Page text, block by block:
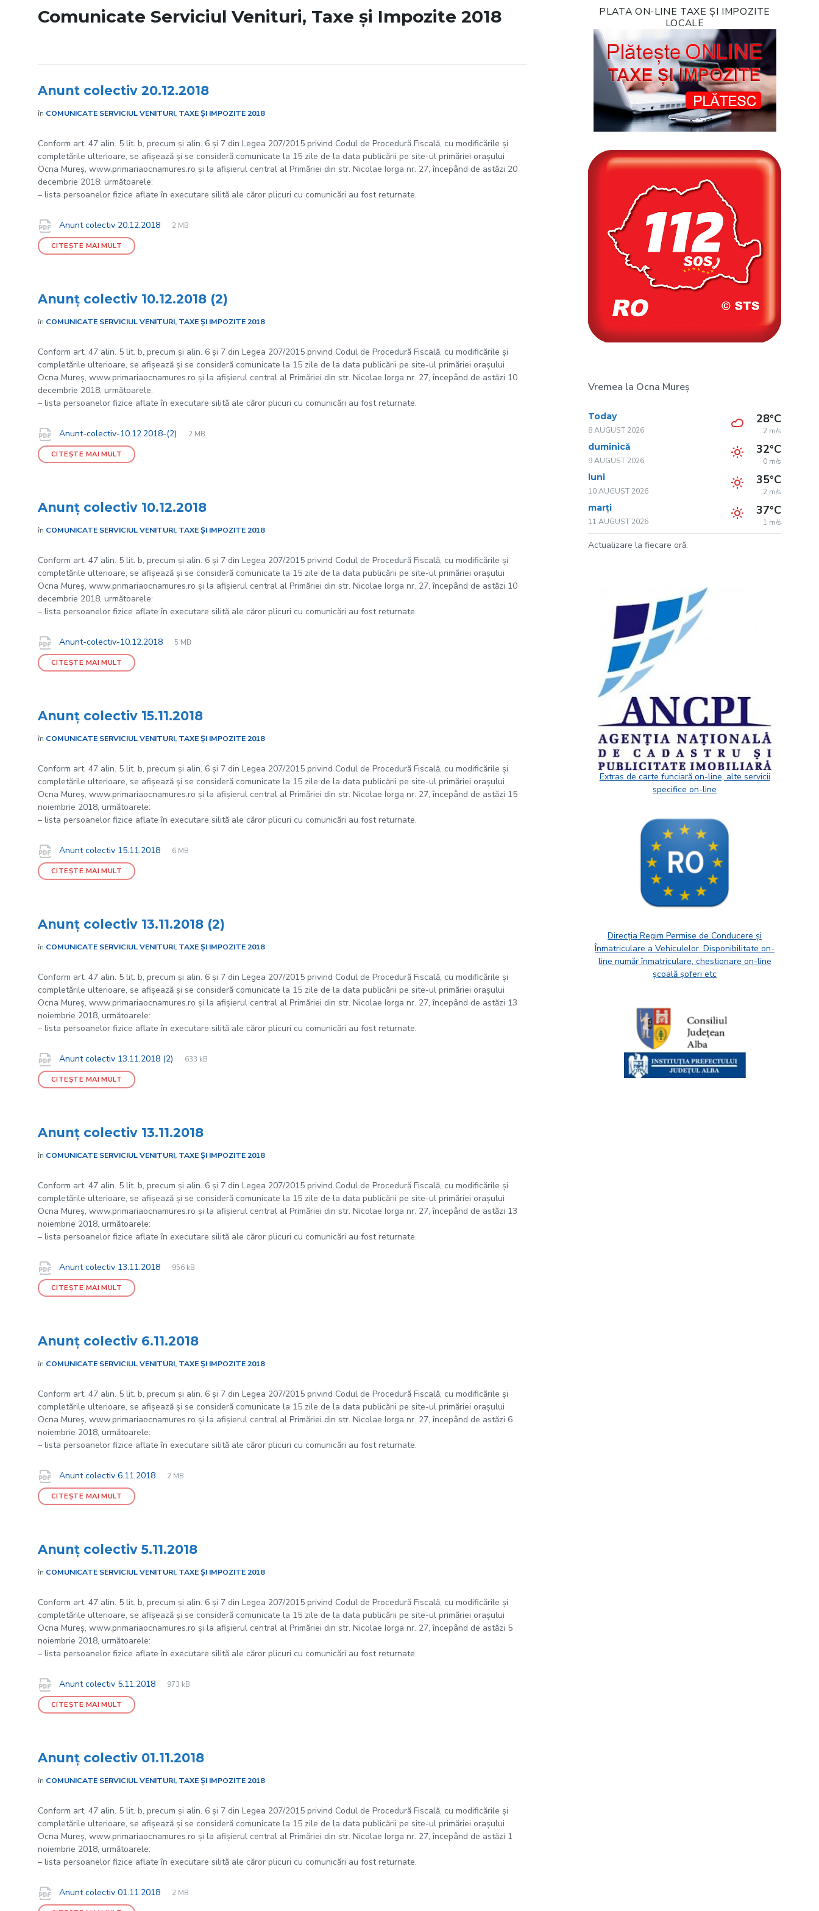
Comunicate Serviciul Venituri, Taxe și Impozite 2018
Anunt colectiv 20.12.2018
în COMUNICATE SERVICIUL VENITURI, TAXE ȘI IMPOZITE 2018
Conform art. 47 alin. 5 lit. b, precum și alin. 6 și 7 din Legea 207/2015 privind Codul de Procedură Fiscală, cu modificările și
completările ulterioare, se afișează și se consideră comunicate la 15 zile de la data publicării pe site-ul primăriei orașului
Ocna Mureș, www.primariaocnamures.ro și la afișierul central al Primăriei din str. Nicolae Iorga nr. 27, începând de astăzi 20
decembrie 2018: următoarele:
– lista persoanelor fizice aflate în executare silită ale căror plicuri cu comunicări au fost returnate.
Documente
Anunt colectiv 20.12.2018
File
pdf
File
2 MB
CITEȘTE MAI MULT
Anunț colectiv 10.12.2018 (2)
în COMUNICATE SERVICIUL VENITURI, TAXE ȘI IMPOZITE 2018
Conform art. 47 alin. 5 lit. b, precum și alin. 6 și 7 din Legea 207/2015 privind Codul de Procedură Fiscală, cu modificările și
completările ulterioare, se afișează și se consideră comunicate la 15 zile de la data publicării pe site-ul primăriei orașului
Ocna Mureș, www.primariaocnamures.ro și la afișierul central al Primăriei din str. Nicolae Iorga nr. 27, începând de astăzi 10
decembrie 2018, următoarele:
– lista persoanelor fizice aflate în executare silită ale căror plicuri cu comunicări au fost returnate.
Documente
Anunt-colectiv-10.12.2018-(2)
File
pdf
File
2 MB
CITEȘTE MAI MULT
Anunț colectiv 10.12.2018
în COMUNICATE SERVICIUL VENITURI, TAXE ȘI IMPOZITE 2018
Conform art. 47 alin. 5 lit. b, precum și alin. 6 și 7 din Legea 207/2015 privind Codul de Procedură Fiscală, cu modificările și
completările ulterioare, se afișează și se consideră comunicate la 15 zile de la data publicării pe site-ul primăriei orașului
Ocna Mureș, www.primariaocnamures.ro și la afișierul central al Primăriei din str. Nicolae Iorga nr. 27, începând de astăzi 10
decembrie 2018, următoarele:
– lista persoanelor fizice aflate în executare silită ale căror plicuri cu comunicări au fost returnate.
Documente
Anunt-colectiv-10.12.2018
File
pdf
File
5 MB
CITEȘTE MAI MULT
Anunţ colectiv 15.11.2018
în COMUNICATE SERVICIUL VENITURI, TAXE ȘI IMPOZITE 2018
Conform art. 47 alin. 5 lit. b, precum și alin. 6 și 7 din Legea 207/2015 privind Codul de Procedură Fiscală, cu modificările și
completările ulterioare, se afișează și se consideră comunicate la 15 zile de la data publicării pe site-ul primăriei orașului
Ocna Mureș, www.primariaocnamures.ro și la afișierul central al Primăriei din str. Nicolae Iorga nr. 27, începând de astăzi 15
noiembrie 2018, următoarele:
– lista persoanelor fizice aflate în executare silită ale căror plicuri cu comunicări au fost returnate.
Documente
Anunt colectiv 15.11.2018
File
pdf
File
6 MB
CITEȘTE MAI MULT
Anunț colectiv 13.11.2018 (2)
în COMUNICATE SERVICIUL VENITURI, TAXE ȘI IMPOZITE 2018
Conform art. 47 alin. 5 lit. b, precum și alin. 6 și 7 din Legea 207/2015 privind Codul de Procedură Fiscală, cu modificările și
completările ulterioare, se afișează și se consideră comunicate la 15 zile de la data publicării pe site-ul primăriei orașului
Ocna Mureș, www.primariaocnamures.ro și la afișierul central al Primăriei din str. Nicolae Iorga nr. 27, începând de astăzi 13
noiembrie 2018, următoarele:
– lista persoanelor fizice aflate în executare silită ale căror plicuri cu comunicări au fost returnate.
Documente
Anunt colectiv 13.11.2018 (2)
File
pdf
File
633 kB
CITEȘTE MAI MULT
Anunț colectiv 13.11.2018
în COMUNICATE SERVICIUL VENITURI, TAXE ȘI IMPOZITE 2018
Conform art. 47 alin. 5 lit. b, precum și alin. 6 și 7 din Legea 207/2015 privind Codul de Procedură Fiscală, cu modificările și
completările ulterioare, se afișează și se consideră comunicate la 15 zile de la data publicării pe site-ul primăriei orașului
Ocna Mureș, www.primariaocnamures.ro și la afișierul central al Primăriei din str. Nicolae Iorga nr. 27, începând de astăzi 13
noiembrie 2018, următoarele:
– lista persoanelor fizice aflate în executare silită ale căror plicuri cu comunicări au fost returnate.
Documente
Anunt colectiv 13.11.2018
File
pdf
File
956 kB
CITEȘTE MAI MULT
Anunț colectiv 6.11.2018
în COMUNICATE SERVICIUL VENITURI, TAXE ȘI IMPOZITE 2018
Conform art. 47 alin. 5 lit. b, precum și alin. 6 și 7 din Legea 207/2015 privind Codul de Procedură Fiscală, cu modificările și
completările ulterioare, se afișează și se consideră comunicate la 15 zile de la data publicării pe site-ul primăriei orașului
Ocna Mureș, www.primariaocnamures.ro și la afișierul central al Primăriei din str. Nicolae Iorga nr. 27, începând de astăzi 6
noiembrie 2018, următoarele:
– lista persoanelor fizice aflate în executare silită ale căror plicuri cu comunicări au fost returnate.
Documente
Anunt colectiv 6.11.2018
File
pdf
File
2 MB
CITEȘTE MAI MULT
Anunţ colectiv 5.11.2018
în COMUNICATE SERVICIUL VENITURI, TAXE ȘI IMPOZITE 2018
Conform art. 47 alin. 5 lit. b, precum și alin. 6 și 7 din Legea 207/2015 privind Codul de Procedură Fiscală, cu modificările și
completările ulterioare, se afișează și se consideră comunicate la 15 zile de la data publicării pe site-ul primăriei orașului
Ocna Mureș, www.primariaocnamures.ro și la afișierul central al Primăriei din str. Nicolae Iorga nr. 27, începând de astăzi 5
noiembrie 2018, următoarele:
– lista persoanelor fizice aflate în executare silită ale căror plicuri cu comunicări au fost returnate.
Documente
Anunt colectiv 5.11.2018
File
pdf
File
973 kB
CITEȘTE MAI MULT
Anunț colectiv 01.11.2018
în COMUNICATE SERVICIUL VENITURI, TAXE ȘI IMPOZITE 2018
Conform art. 47 alin. 5 lit. b, precum și alin. 6 și 7 din Legea 207/2015 privind Codul de Procedură Fiscală, cu modificările și
completările ulterioare, se afișează și se consideră comunicate la 15 zile de la data publicării pe site-ul primăriei orașului
Ocna Mureș, www.primariaocnamures.ro și la afișierul central al Primăriei din str. Nicolae Iorga nr. 27, începând de astăzi 1
noiembrie 2018, următoarele:
– lista persoanelor fizice aflate în executare silită ale căror plicuri cu comunicări au fost returnate.
Documente
Anunt colectiv 01.11.2018
File
pdf
File
2 MB
PLATA ON-LINE TAXE ȘI IMPOZITE
LOCALE
Vremea la Ocna Mureș
Today
8 AUGUST 2026
28°C
2 m/s
duminică
9 AUGUST 2026
32°C
0 m/s
luni
10 AUGUST 2026
35°C
2 m/s
marți
11 AUGUST 2026
37°C
1 m/s
Actualizare la fiecare oră.
Extras de carte funciară on-line, alte servicii
specifice on-line
Direcția Regim Permise de Conducere și
Înmatriculare a Vehiculelor. Disponibilitate on-
line număr înmatriculare, chestionare on-line
școală șoferi etc